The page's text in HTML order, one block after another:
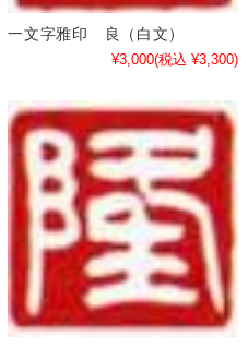
一文字雅印 良（白文）
¥3,000(税込 ¥3,300)